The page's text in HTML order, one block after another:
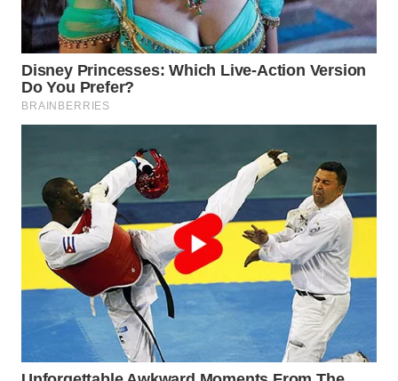
WN
NATUNA
WN
BINTAN
MANDALIKA
WN
LIKUPANG
WN
LABUANBAJO
BORNEO